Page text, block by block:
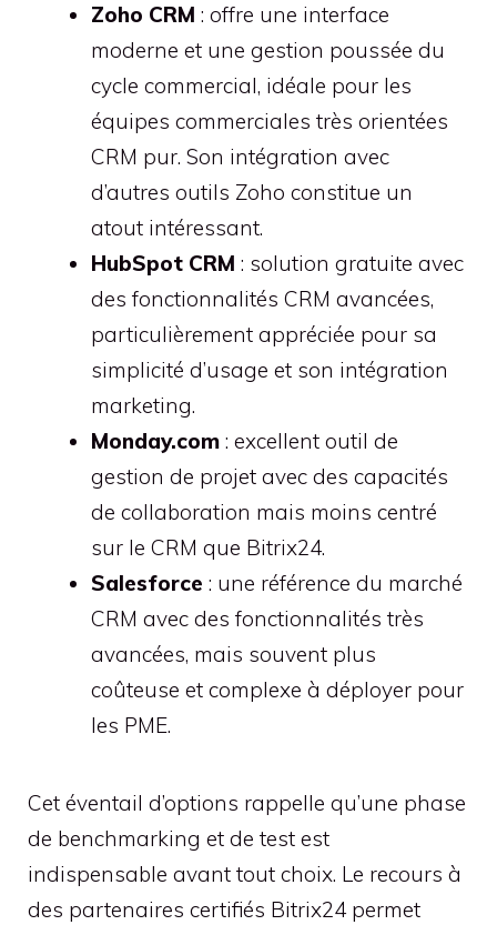
Zoho CRM : offre une interface
moderne et une gestion poussée du
cycle commercial, idéale pour les
équipes commerciales très orientées
CRM pur. Son intégration avec
d’autres outils Zoho constitue un
atout intéressant.
HubSpot CRM : solution gratuite avec
des fonctionnalités CRM avancées,
particulièrement appréciée pour sa
simplicité d’usage et son intégration
marketing.
Monday.com : excellent outil de
gestion de projet avec des capacités
de collaboration mais moins centré
sur le CRM que Bitrix24.
Salesforce : une référence du marché
CRM avec des fonctionnalités très
avancées, mais souvent plus
coûteuse et complexe à déployer pour
les PME.
Cet éventail d’options rappelle qu’une phase
de benchmarking et de test est
indispensable avant tout choix. Le recours à
des partenaires certifiés Bitrix24 permet